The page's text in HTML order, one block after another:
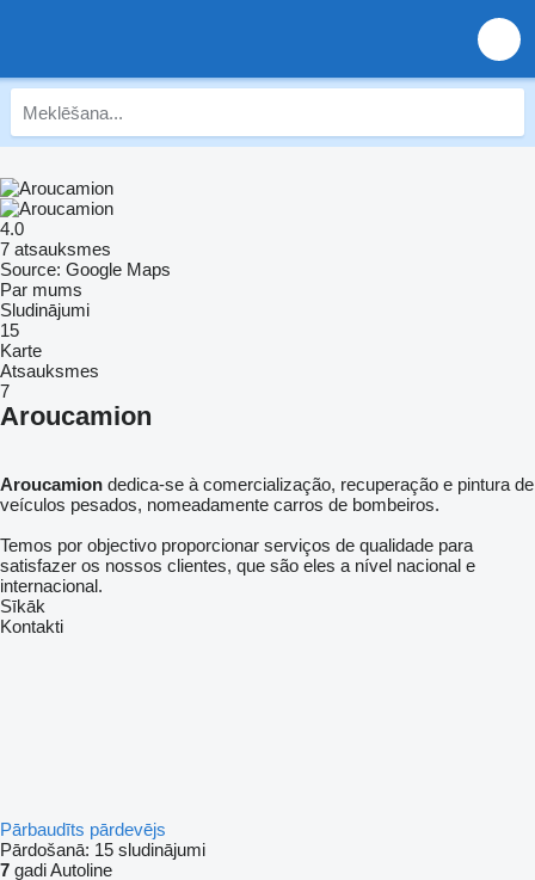
4.0
7 atsauksmes
Source: Google Maps
Par mums
Sludinājumi
15
Karte
Atsauksmes
7
Aroucamion
Aroucamion dedica-se à comercialização, recuperação e pintura de
veículos pesados, nomeadamente carros de bombeiros.
Temos por objectivo proporcionar serviços de qualidade para
satisfazer os nossos clientes, que são eles a nível nacional e
internacional.
Sīkāk
Kontakti
Pārbaudīts pārdevējs
Pārdošanā: 15 sludinājumi
7 gadi Autoline